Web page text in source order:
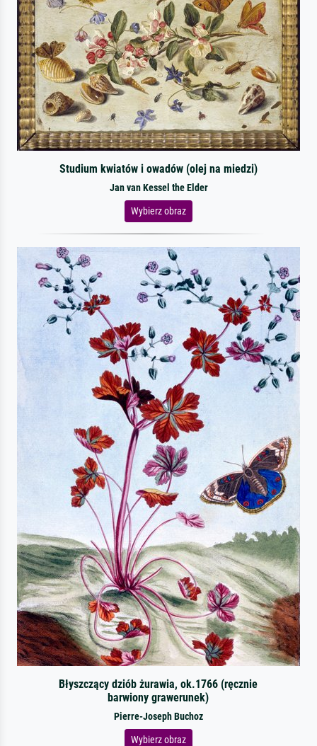
Studium kwiatów i owadów (olej na miedzi)
Jan van Kessel the Elder
Wybierz obraz
Błyszczący dziób żurawia, ok.1766 (ręcznie
barwiony grawerunek)
Pierre-Joseph Buchoz
Wybierz obraz